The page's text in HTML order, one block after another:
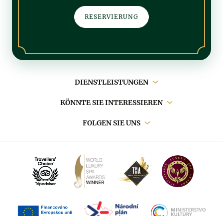
RESERVIERUNG
Hauptnavigation
DIENSTLEISTUNGEN
KÖNNTE SIE INTERESSIEREN
FOLGEN SIE UNS